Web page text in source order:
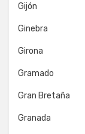
Gijón
Ginebra
Girona
Gramado
Gran Bretaña
Granada